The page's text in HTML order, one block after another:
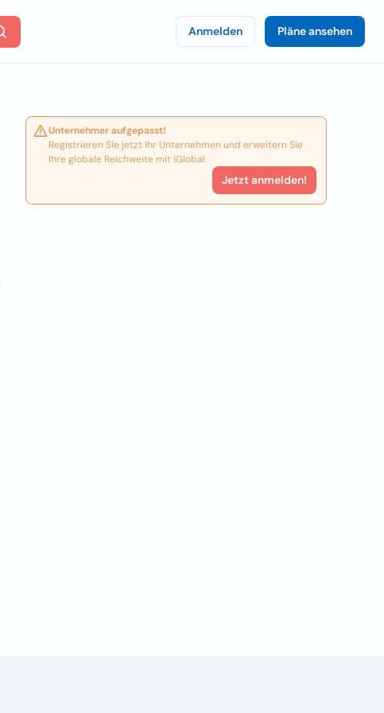
Anmelden Pläne ansehen
Unternehmer aufgepasst!
Registrieren Sie jetzt Ihr Unternehmen und erweitern Sie
Ihre globale Reichweite mit iGlobal.
Jetzt anmelden!